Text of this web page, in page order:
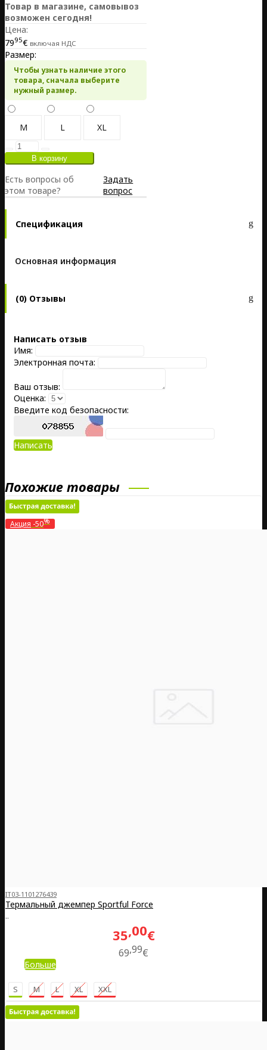
Товар в магазине, самовывоз
возможен сегодня!
Цена:
7995€ включая НДС
Размер:
Чтобы узнать наличие этого
товара, сначала выберите
нужный размер.
M L XL
Есть вопросы об
этом товаре?
Задать
вопрос
Спецификация
Основная информация
(0) Отзывы
Написать отзыв
Имя:
Электронная почта:
Ваш отзыв:
Оценка:
Введите код безопасности:
Написать
Похожие товары
Акция -50%
IT03-1101276439
Термальный джемпер Sportful Force
..
35 00€
69 99€
Больше
S M L XL XXL